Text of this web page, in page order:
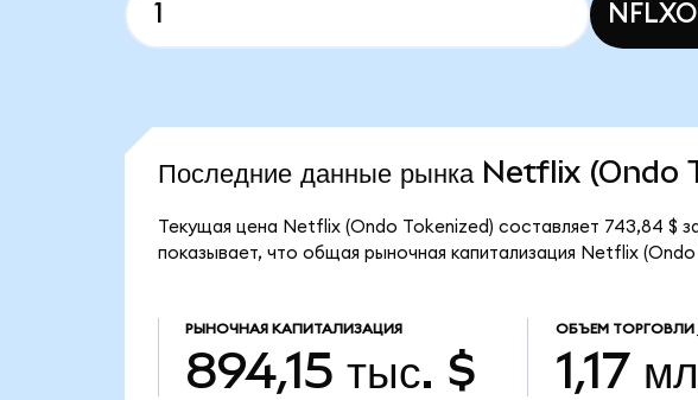
Последние данные рынка Netflix
Текущая цена Netflix (Ondo Tokenized) составляет 743,84 $
показывает, что общая рыночная капитализация Netflix
РЫНОЧНАЯ КАПИТАЛИЗАЦИЯ
894,15 тыс. $
ОБЪЕМ ТОРГОВЛИ
1,17